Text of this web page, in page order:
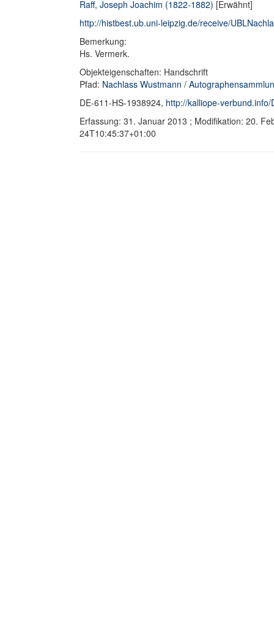
Raff, Joseph Joachim (1822-1882) [Erwähnt]
http://histbest.ub.uni-leipzig.de/receive/
Bemerkung:
Hs. Vermerk.
Objekteigenschaften: Handschrift
Pfad: Nachlass Wustmann /
DE-611-HS-1938924, http://kalliope-
Erfassung: 31. Januar 2013 ; Modifikation: 20.
24T10:45:37+01:00